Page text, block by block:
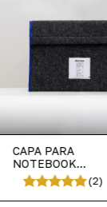
CAPA PARA
NOTEBOOK
CHUMBO
(2)